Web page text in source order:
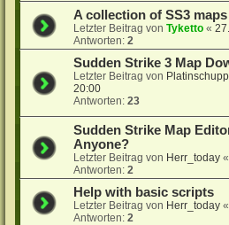
A collection of SS3
Letzter Beitrag vonTyketto «
Antworten:2
Sudden Strike 3 Map
Letzter Beitrag von
20:00
Antworten:23
Sudden Strike Map
Anyone?
Letzter Beitrag von Herr_today
Antworten:2
Help with basic scripts
Letzter Beitrag von Herr_today «
Antworten:2